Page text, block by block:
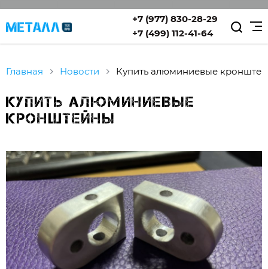
+7 (977) 830-28-29
+7 (499) 112-41-64
Главная Новости Купить алюминиевые
Купить алюминиевые
кронштейны